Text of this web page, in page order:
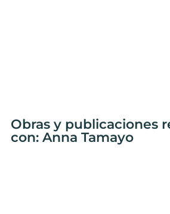
Obras y publicaciones
con: Anna Tamayo